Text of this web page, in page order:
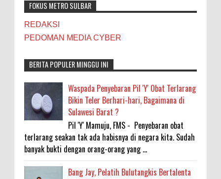
FOKUS METRO SULBAR
REDAKSI
PEDOMAN MEDIA CYBER
BERITA POPULER MINGGU INI
Waspada Penyebaran Pil 'Y' Obat Terlarang
Bikin Teler Berhari-hari, Bagaimana di
Sulawesi Barat ?
Pil 'Y' Mamuju, FMS - Penyebaran obat
terlarang seakan tak ada habisnya di negara kita. Sudah
banyak bukti dengan orang-orang yang ...
Bang Jay, Pelatih Bulutangkis Bertalenta